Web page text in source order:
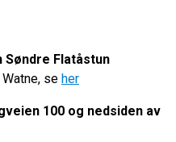
Søndre Flatåstun
se her
100 og nedsiden av